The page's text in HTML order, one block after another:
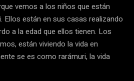
vemos a los niños que están
Ellos están en sus casas realizando
a la edad que ellos tienen. Los
están viviendo la vida en
se es como rarámuri, la vida